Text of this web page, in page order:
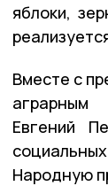
яблоки,
Вместе с
аграрным
Евгений
Народную